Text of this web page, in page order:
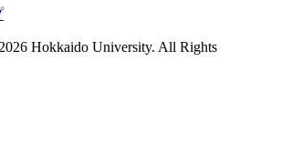
Hokkaido University. All Rights